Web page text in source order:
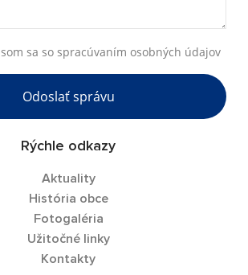
sa so spracúvaním osobných údajov
Odoslať správu
Rýchle odkazy
Aktuality
História obce
Fotogaléria
Užitočné linky
Kontakty